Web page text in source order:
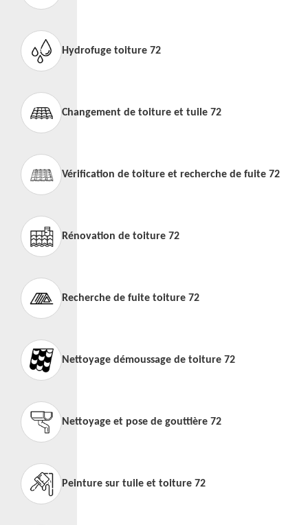
Hydrofuge toiture 72
Changement de toiture et tuile 72
Vérification de toiture et recherche de fuite 72
Rénovation de toiture 72
Recherche de fuite toiture 72
Nettoyage démoussage de toiture 72
Nettoyage et pose de gouttière 72
Peinture sur tuile et toiture 72